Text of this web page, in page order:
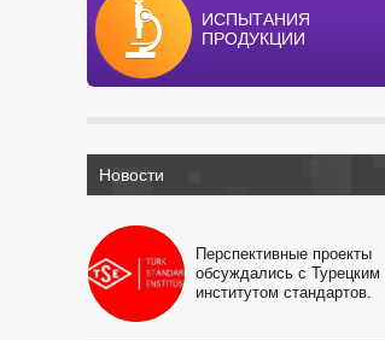
ИСПЫТАНИЯ
ПРОДУКЦИИ
Новости
Перспективные проекты
обсуждались с Турецким
институтом стандартов.